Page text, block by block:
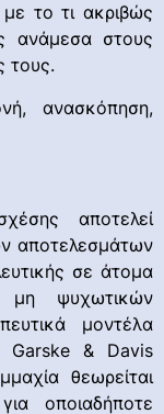
με το τι ακριβώς
ανάμεσα στους
τους.
ανασκόπηση,
αποτελεί
αποτελεσμάτων
σε άτομα
μη ψυχωτικών
μοντέλα
Garske & Davis
θεωρείται
οποιαδήποτε